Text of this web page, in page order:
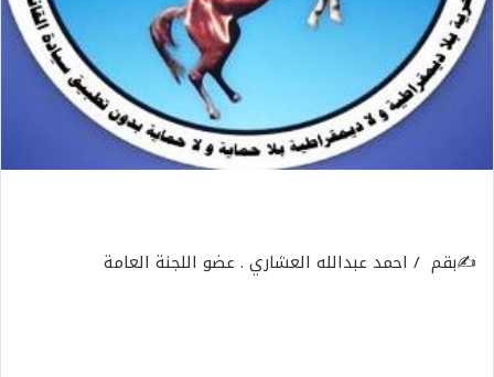
✍️بقم / احمد عبدالله العشاري . عضو اللجنة العامة